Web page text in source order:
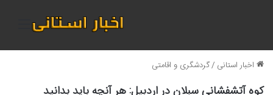
اخبار استانی /گردشگری و اقامتی
کوه آتشفشانی سبلان در اردبیل: هر آنچه باید بدانید